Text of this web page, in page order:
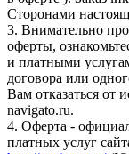
Сторонами
3. Внимательно
оферты,
и платными
договора или
Вам отказаться от
navigato.ru.
4. Оферта -
платных услуг